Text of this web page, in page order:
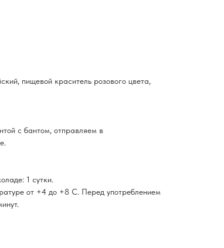
пищевой краситель розового цвета,
с бантом, отправляем в
1 сутки.
от +4 до +8 С. Перед употреблением